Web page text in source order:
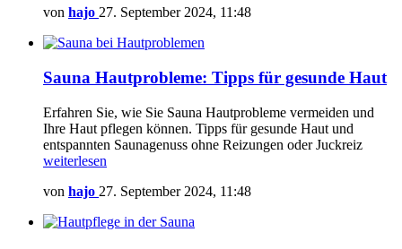
von hajo 27. September 2024, 11:48
Sauna Hautprobleme: Tipps für gesunde Haut
Erfahren Sie, wie Sie Sauna Hautprobleme vermeiden und
Ihre Haut pflegen können. Tipps für gesunde Haut und
entspannten Saunagenuss ohne Reizungen oder Juckreiz
weiterlesen
von hajo 27. September 2024, 11:48